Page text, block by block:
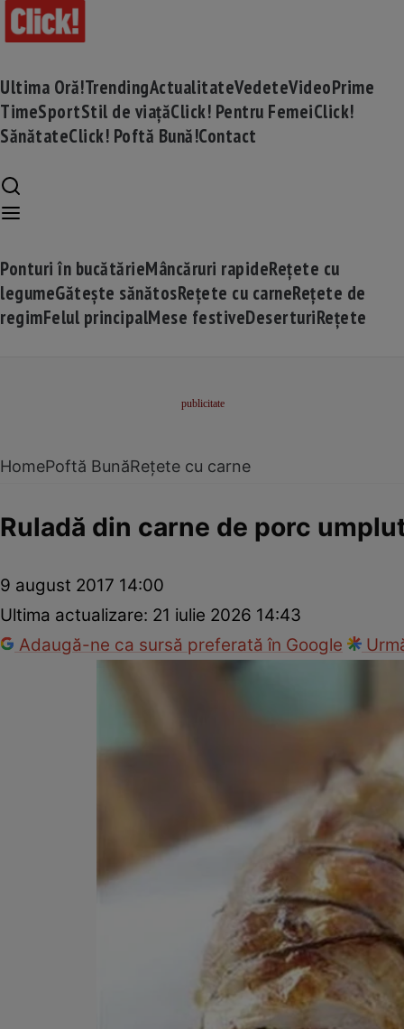
Ultima Oră!TrendingActualitateVedeteVideoPrime
TimeSportStil de viațăClick! Pentru FemeiClick!
SănătateClick! Poftă Bună!Contact
Ponturi în bucătărieMâncăruri rapideRețete cu
legumeGătește sănătosRețete cu carneRețete de
regimFelul principalMese festiveDeserturiRețete
HomePoftă BunăRețete cu carne
Ruladă din carne de porc
9 august 2017 14:00
Ultima actualizare: 21 iulie 2026 14:43
Adaugă-ne ca sursă preferată în Google